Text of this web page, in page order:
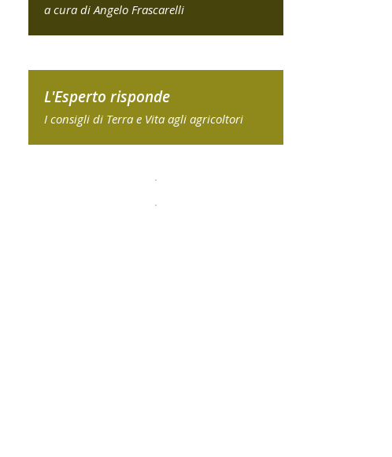
a cura di Angelo Frascarelli
L'Esperto risponde
I consigli di Terra e Vita agli agricoltori